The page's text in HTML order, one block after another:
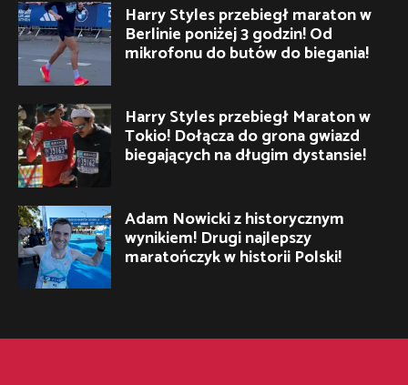
Harry Styles przebiegł maraton w
Berlinie poniżej 3 godzin! Od
mikrofonu do butów do biegania!
Harry Styles przebiegł Maraton w
Tokio! Dołącza do grona gwiazd
biegających na długim dystansie!
Adam Nowicki z historycznym
wynikiem! Drugi najlepszy
maratończyk w historii Polski!